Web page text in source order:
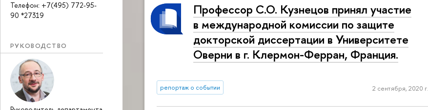
Телефон: +7(495) 772-95-
90 *27319
РУКОВОДСТВО
Профессор С.О. Кузнецов принял участие
в меж­ду­на­род­ной комиссии по защите
докторской диссертации в Уни­вер­си­те­те
Оверни в г. Клермон-Ферран, Франция.
репортаж о событии 2 сентября, 2020 г.